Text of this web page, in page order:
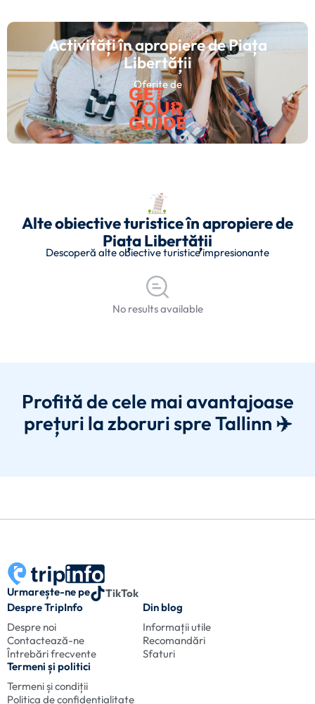
Activități în apropiere de Piața
Libertății
Oferite de
Alte obiective turistice în apropiere de
Piața Libertății
Descoperă alte obiective turistice impresionante
No results available
Profită de cele mai avantajoase
prețuri la zboruri spre Tallinn ✈️
Urmarește-ne pe
TikTok
Despre TripInfo
Despre noi
Contactează-ne
Întrebări frecvente
Din blog
Informații utile
Recomandări
Sfaturi
Termeni și politici
Termeni și condiții
Politica de confidențialitate